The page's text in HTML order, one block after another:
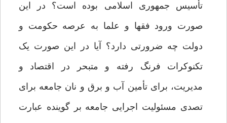
تأسیس جمهوری اسلامی بوده است؟ در این
صورت ورود فقها و علما به عرصه حکومت و
دولت چه ضرورتی دارد؟ آیا در این صورت یک
تکنوکرات فرنگ رفته و متبحر در اقتصاد و
مدیریت، برای تأمین آب و برق و نان جامعه برای
تصدی مسئولیت اجرایی جامعه بر گوینده عبارت